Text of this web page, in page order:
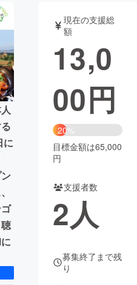
ット
書籍・雑誌
チャレンジ
化
CAMPFIRE Creation
コミュニティ
に
現在の支援総
額
13,0
00円
20%
目標金額は65,000
円
支援者数
2人
募集終了まで残
り